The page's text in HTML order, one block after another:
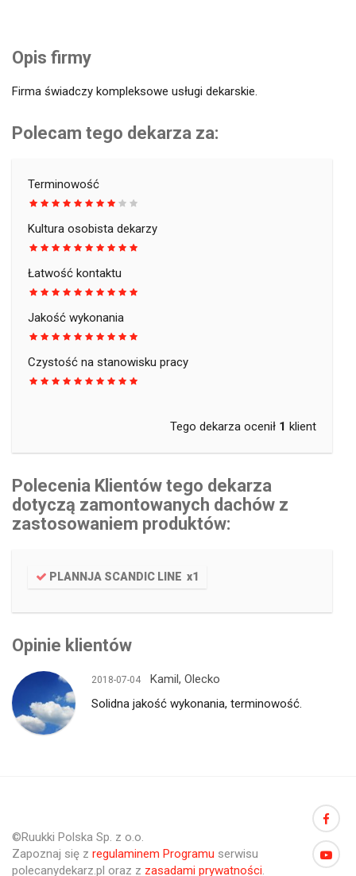
Opis firmy
Firma świadczy kompleksowe usługi dekarskie.
Polecam tego dekarza za:
Terminowość
Kultura osobista dekarzy
Łatwość kontaktu
Jakość wykonania
Czystość na stanowisku pracy
Tego dekarza ocenił 1 klient
Polecenia Klientów tego dekarza
dotyczą zamontowanych dachów z
zastosowaniem produktów:
PLANNJA SCANDIC LINE x1
Opinie klientów
2018-07-04
Kamil, Olecko
Solidna jakość wykonania, terminowość.
©Ruukki Polska Sp. z o.o.
Zapoznaj się z regulaminem Programu serwisu
polecanydekarz.pl oraz z zasadami prywatności.